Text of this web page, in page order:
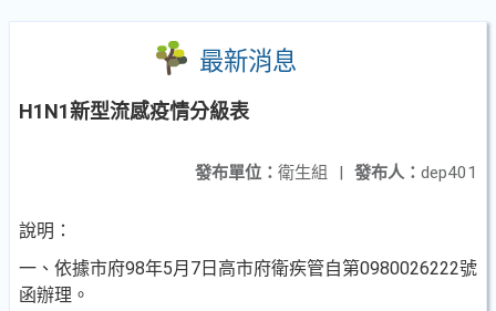
最新消息
H1N1新型流感疫情分級表
發布人： dep401
發布單位： 衛生組 |
說明：
一、依據市府98年5月7日高市府衛疾管自第0980026222號
函辦理。